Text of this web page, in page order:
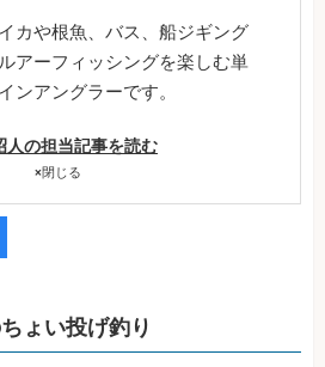
カや根魚、バス、船ジギング
アーフィッシングを楽しむ単
ンアングラーです。
人の担当記事を読む
×閉じる
ょい投げ釣り